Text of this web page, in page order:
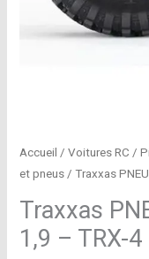
Accueil /Voitures RC /
et pneus / Traxxas
Traxxas
1,9 – TRX-